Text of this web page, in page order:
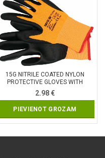
15G NITRILE COATED NYLON
PROTECTIVE GLOVES WITH
COATING FOR SMARTPHONE
HANDLING SIZE 8 (YT-74754)
2.98€
PIEVIENOT GROZAM